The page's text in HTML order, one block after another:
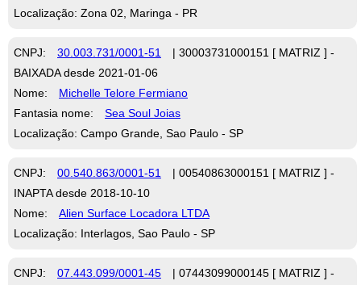
Localização: Zona 02, Maringa - PR
CNPJ: 30.003.731/0001-51
| 30003731000151 [ MATRIZ ] -
BAIXADA desde 2021-01-06
Nome:
Michelle Telore Fermiano
Fantasia nome:
Sea Soul Joias
Localização: Campo Grande, Sao Paulo - SP
CNPJ: 00.540.863/0001-51
| 00540863000151 [ MATRIZ ] -
INAPTA desde 2018-10-10
Nome:
Alien Surface Locadora LTDA
Localização: Interlagos, Sao Paulo - SP
CNPJ: 07.443.099/0001-45
| 07443099000145 [ MATRIZ ] -